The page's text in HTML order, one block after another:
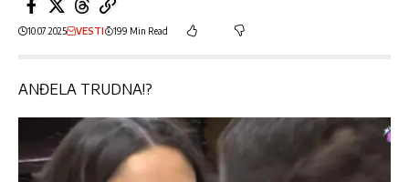
10.07.2025 VESTI 199 Min Read
ANĐELA TRUDNA!?